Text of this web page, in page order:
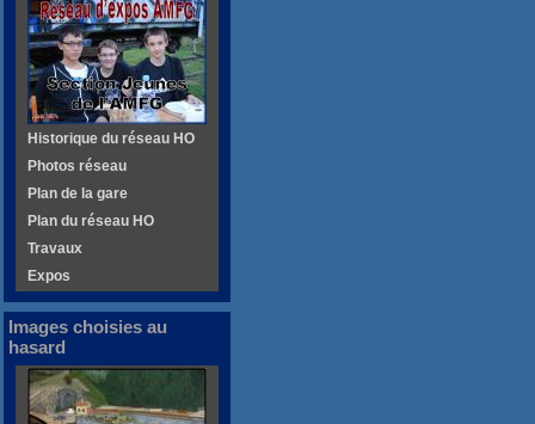
Historique du réseau HO
Photos réseau
Plan de la gare
Plan du réseau HO
Travaux
Expos
Images choisies au
hasard